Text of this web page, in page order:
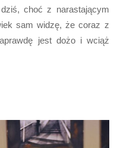
choć z narastającym
sam widzę, że coraz z
jest dożo i wciąż